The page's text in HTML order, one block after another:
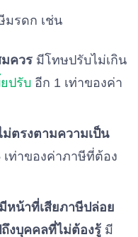
มรดก เช่น
ควร มีโทษปรับไม่เกิน
ยปรับ อีก 1 เท่าของค่า
ตรงตามความเป็น
เท่าของค่าภาษีที่ต้อง
หน้าที่เสียภาษีปล่อย
งบุคคลที่ไม่ต้องรู้ มี